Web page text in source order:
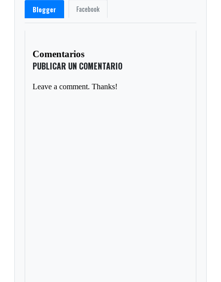
Blogger Facebook
Comentarios
PUBLICAR UN COMENTARIO
Leave a comment. Thanks!